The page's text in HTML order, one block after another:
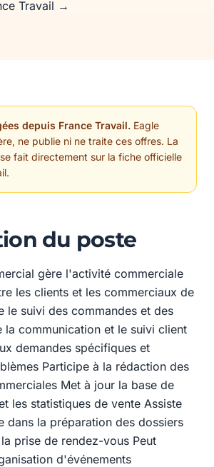
Travail →
depuis France Travail. Eagle
ne publie ni ne traite ces offres. La
fait directement sur la fiche officielle
du poste
gère l'activité commerciale
les clients et les commerciaux de
le suivi des commandes et des
la communication et le suivi client
demandes spécifiques et
Participe à la rédaction des
Met à jour la base de
les statistiques de vente Assiste
dans la préparation des dossiers
prise de rendez-vous Peut
d'événements